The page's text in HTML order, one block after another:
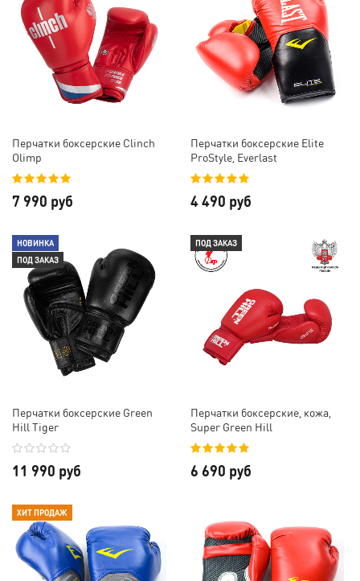
Перчатки боксерские Clinch
Olimp
7 990 руб
Перчатки боксерские Elite
ProStyle, Everlast
4 490 руб
НОВИНКА
ПОД ЗАКАЗ
Перчатки боксерские Green
Hill Tiger
11 990 руб
ПОД ЗАКАЗ
Перчатки боксерские, кожа,
Super Green Hill
6 690 руб
ХИТ ПРОДАЖ